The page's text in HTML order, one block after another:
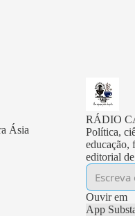
Ásia
RÁDIO
Política,
educação,
editorial
Ouvir em
App